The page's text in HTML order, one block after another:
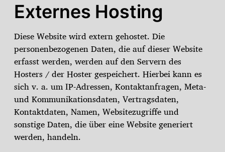
Externes Hosting
Diese Website wird extern gehostet. Die
personenbezogenen Daten, die auf dieser Website
erfasst werden, werden auf den Servern des
Hosters / der Hoster gespeichert. Hierbei kann es
sich v. a. um IP-Adressen, Kontaktanfragen, Meta-
und Kommunikationsdaten, Vertragsdaten,
Kontaktdaten, Namen, Websitezugriffe und
sonstige Daten, die über eine Website generiert
werden, handeln.